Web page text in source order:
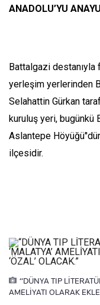
ANADOLU’YU
Battalgazi destanıyla
yerleşim yerlerinden
Selahattin Gürkan
kuruluş yeri, bugünkü
Aslantepe
ilçesidir.
“DÜNYA TIP
AMELİYATI OLARAK